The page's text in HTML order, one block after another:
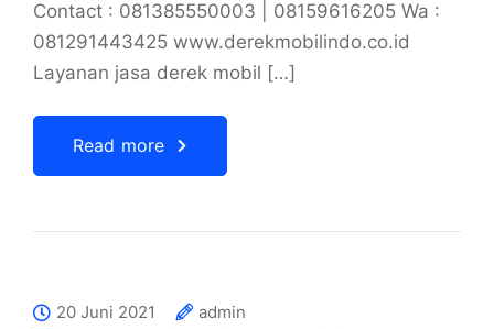
Contact : 081385550003 | 08159616205 Wa :
081291443425 www.derekmobilindo.co.id
Layanan jasa derek mobil […]
Read more
20 Juni 2021
admin